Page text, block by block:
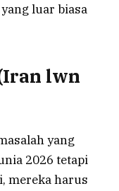
luar biasa
lwn
yang
2026 tetapi
mereka harus